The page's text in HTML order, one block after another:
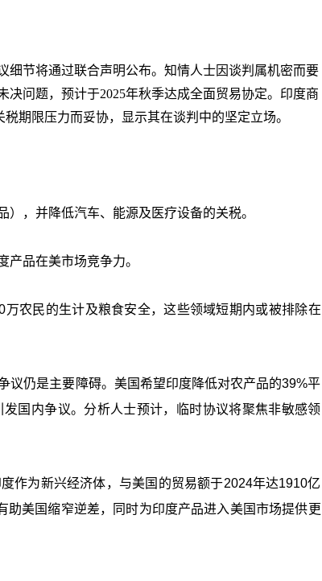
节将通过联合声明公布。知情人士因谈判属机密而要
问题，预计于2025年秋季达成全面贸易协定。印度商
期限压力而妥协，显示其在谈判中的坚定立场。
，并降低汽车、能源及医疗设备的关税。
品在美市场竞争力。
农民的生计及粮食安全，这些领域短期内或被排除在
议仍是主要障碍。美国希望印度降低对农产品的39%平
国内争议。分析人士预计，临时协议将聚焦非敏感领
作为新兴经济体，与美国的贸易额于2024年达1910亿
美国缩窄逆差，同时为印度产品进入美国市场提供更